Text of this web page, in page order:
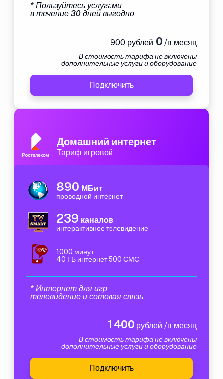
* Пользуйтесь услугами
в течение 30 дней выгодно
900 рублей0 /в месяц
В стоимость тарифа не включены
дополнительные услуги и оборудование
Подключить
Домашний интернет
Тариф игровой
890 МБит
проводной интернет
239 каналов
интерактивное телевидение
1000 минут
40 ГБ интернет 500 СМС
* Интернет для игр
телевидение и сотовая связь
1 400 рублей /в месяц
В стоимость тарифа не включены
дополнительные услуги и оборудование
Подключить